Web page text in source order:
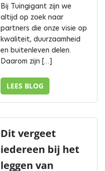
Bij Tuingigant zijn we
altijd op zoek naar
partners die onze visie op
kwaliteit, duurzaamheid
en buitenleven delen.
Daarom zijn […]
LEES BLOG
Dit vergeet
iedereen bij het
leggen van